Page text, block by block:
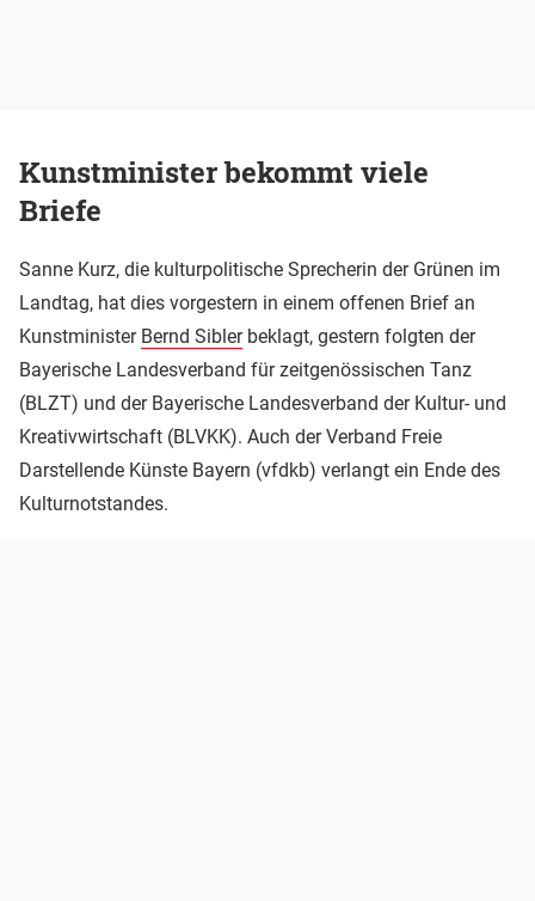
Kunstminister bekommt viele
Briefe
Sanne Kurz, die kulturpolitische Sprecherin der Grünen im
Landtag, hat dies vorgestern in einem offenen Brief an
Kunstminister Bernd Siblerbeklagt, gestern folgten der
Bayerische Landesverband für zeitgenössischen Tanz
(BLZT) und der Bayerische Landesverband der Kultur- und
Kreativwirtschaft (BLVKK). Auch der Verband Freie
Darstellende Künste Bayern (vfdkb) verlangt ein Ende des
Kulturnotstandes.